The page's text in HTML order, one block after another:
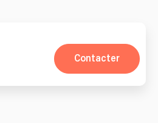
Contacter